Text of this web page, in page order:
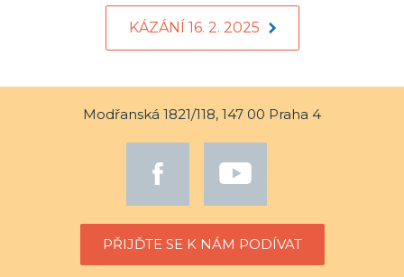
KÁZÁNÍ 16. 2. 2025
Modřanská 1821/118, 147 00 Praha 4
PŘIJĎTE SE K NÁM PODÍVAT